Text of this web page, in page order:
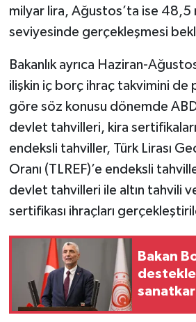
milyar lira, Ağustos’ta ise 48,5
seviyesinde gerçekleşmesi
Bakanlık ayrıca Haziran-
ilişkin iç borç ihraç takvimini de
göre söz konusu dönemde
devlet tahvilleri, kira
endeksli tahviller, Türk Lirası
Oranı (TLREF)’e endeksli
devlet tahvilleri ile altın tahvili
sertifikası ihraçları
Bakan